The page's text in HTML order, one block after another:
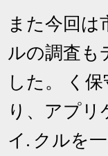
また今回は
ルの調査も
した。 く
り、アプ
イ. クルを